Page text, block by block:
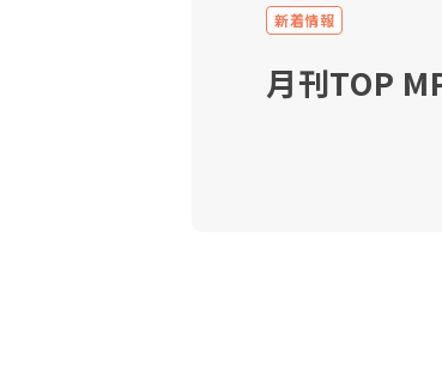
新着情報
月刊TOP